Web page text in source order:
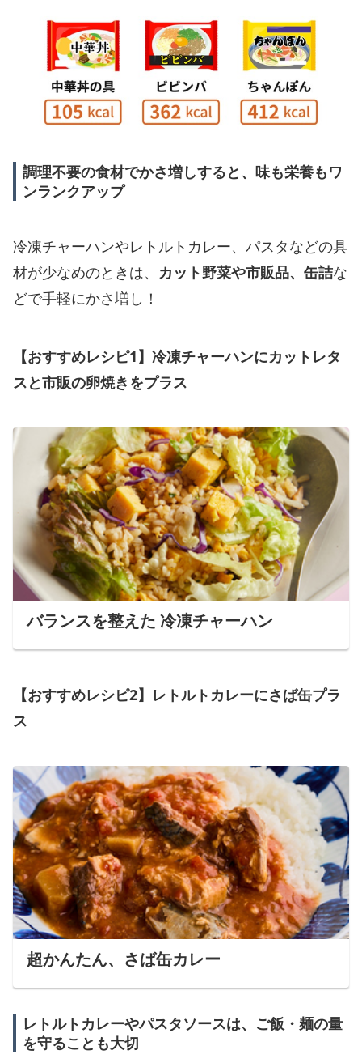
調理不要の食材でかさ増しすると、味も栄養もワ
ンランクアップ
冷凍チャーハンやレトルトカレー、パスタなどの具
材が少なめのときは、 カット野菜や市販品、缶詰な
どで手軽にかさ増し！
【おすすめレシピ1】冷凍チャーハンにカットレタ
スと市販の卵焼きをプラス
バランスを整えた 冷凍チャーハン
【おすすめレシピ2】レトルトカレーにさば缶プラ
ス
超かんたん、さば缶カレー
レトルトカレーやパスタソースは、ご飯・麺の量
を守ることも大切